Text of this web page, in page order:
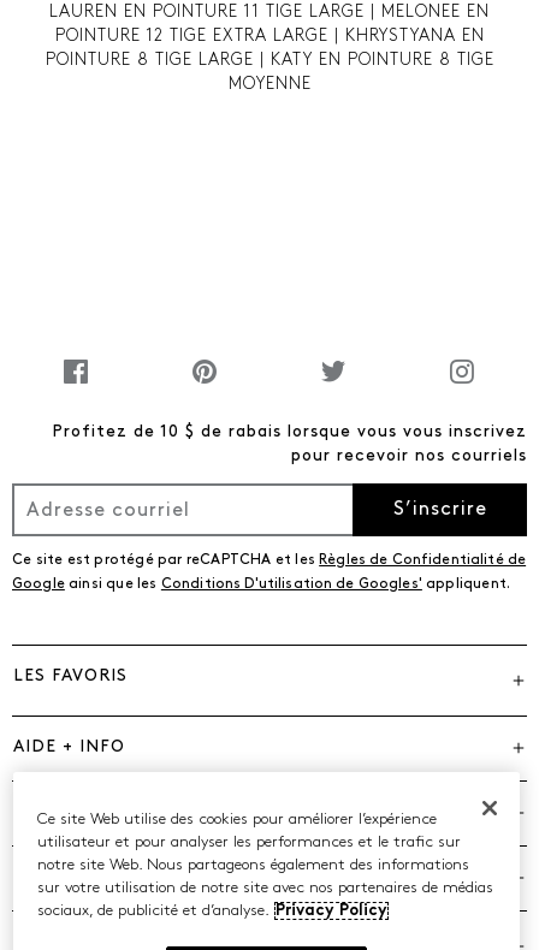
LAUREN EN POINTURE 11 TIGE LARGE | MELONEE EN
POINTURE 12 TIGE EXTRA LARGE | KHRYSTYANA EN
POINTURE 8 TIGE LARGE | KATY EN POINTURE 8 TIGE
MOYENNE
Profitez de 10 $ de rabais lorsque vous vous inscrivez
pour recevoir nos courriels
S’inscrire
Ce site est protégé par reCAPTCHA et les Règles de Confidentialité de
Googleainsi que les Conditions D'utilisation de Googles' appliquent.
LES FAVORIS
AIDE + INFO
MARQUES
COMPAGNIE
Ce site Web utilise des cookies pour améliorer l’expérience
utilisateur et pour analyser les performances et le trafic sur
notre site Web. Nous partageons également des informations
sur votre utilisation de notre site avec nos partenaires de médias
sociaux, de publicité et d’analyse. Privacy Policy